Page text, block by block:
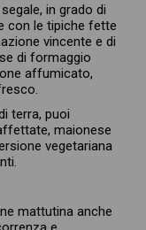
in grado di
con le tipiche fette
vincente e di
di formaggio
affumicato,
terra, puoi
maionese
vegetariana
mattutina anche